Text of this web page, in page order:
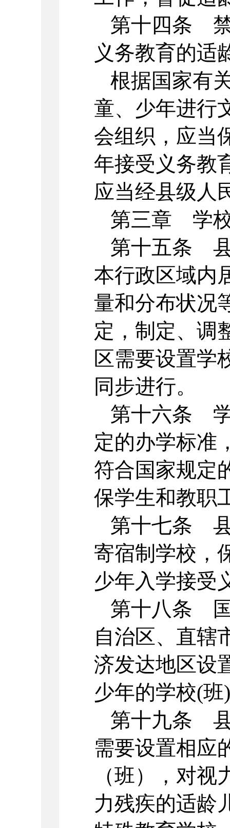
第十四条
义务教育的适
根据国家有
童、少年进行
会组织，应当
年接受义务教
应当经县级人
第三章 学
第十五条
本行政区域内
量和分布状况
定，制定、调
区需要设置学
同步进行。
第十六条
定的办学标准
符合国家规定
保学生和教职
第十七条
寄宿制学校，
少年入学接受
第十八条
自治区、直辖
济发达地区设
少年的学校(班
第十九条
需要设置相应
（班），对
力残疾的适龄